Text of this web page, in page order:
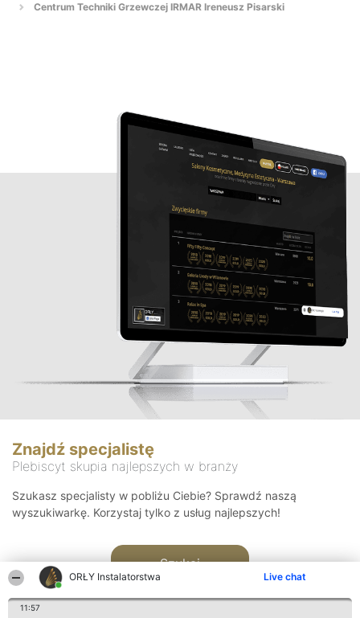
ORŁY Instalatorstwa Live chat
11:57
Centrum Techniki Grzewczej IRMAR Ireneusz Pisarski
Znajdź specjalistę
Plebiscyt skupia najlepszych w branży
Szukasz specjalisty w pobliżu Ciebie? Sprawdź naszą
wyszukiwarkę. Korzystaj tylko z usług najlepszych!
Szukaj